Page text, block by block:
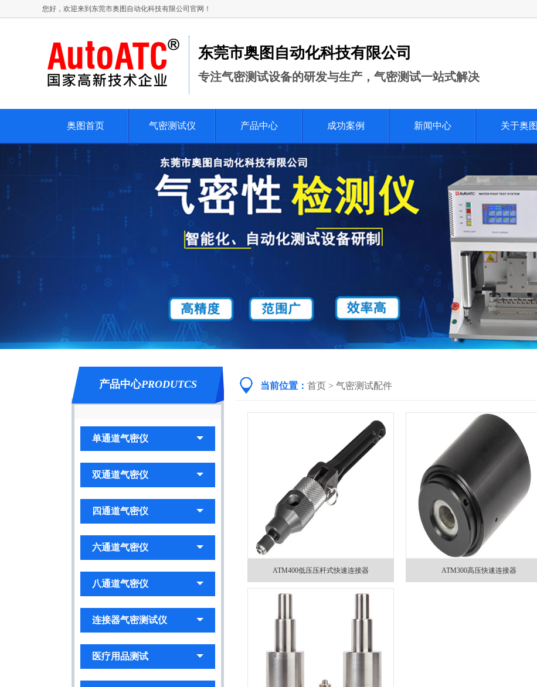
您好，欢迎来到东莞市奥图自动化科技有限公司官网！
东莞市奥图自动化科技有限公司
专注气密测试设备的研发与生产，气密测试一站式解决
奥图首页 气密测试仪 产品中心 成功案例 新闻中心 关于奥图
产品中心PRODUTCS
单通道气密仪
双通道气密仪
四通道气密仪
六通道气密仪
八通道气密仪
连接器气密测试仪
医疗用品测试
当前位置： 首页 > 气密测试配件
ATM400低压压杆式快速连接器 ATM300高压快速连接器